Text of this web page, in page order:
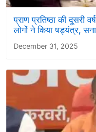
प्राण प्रतिष्ठा की दूसरी
लोगों ने किया षड्यंत्र,
December 31, 2025